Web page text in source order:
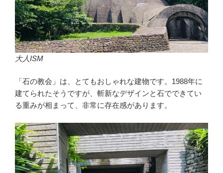
大人ISM
「石の教会」は、とてもおしゃれな建物です。1988年に
建てられたそうですが、斬新なデザインと石でできてい
る重みが相まって、非常に存在感があります。